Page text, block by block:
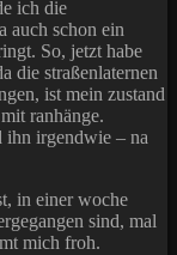
ich die
auch schon ein
So, jetzt habe
die straßenlaternen
ist mein zustand
ranhänge.
ihn irgendwie – na
in einer woche
sind, mal
mich froh.